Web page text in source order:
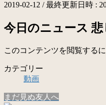
2019-02-12 / 最終更新日時 :
今日のニュース
このコンテンツを閲覧する
カテゴリー
動画
まだ見ぬ友人へ